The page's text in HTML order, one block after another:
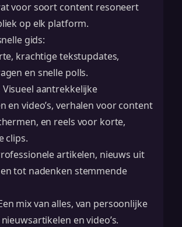
voor soort content resoneert
op elk platform.
gids:
krachtige tekstupdates,
en snelle polls.
Visueel aantrekkelijke
en video’s, verhalen voor content
en reels voor korte,
clips.
artikelen, nieuws uit
tot nadenken stemmende
mix van alles, van persoonlijke
en video’s.